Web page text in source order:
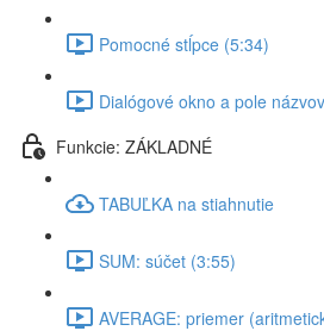
Pomocné stĺpce (5:34)
Dialógové okno a pole
Funkcie: ZÁKLADNÉ
TABUĽKA na stiahnutie
SUM: súčet (3:55)
AVERAGE: priemer